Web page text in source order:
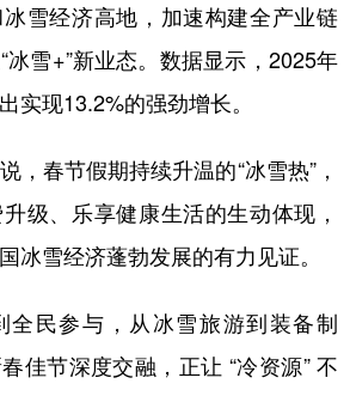
雪经济高地，加速构建全产业链
冰雪+”新业态。数据显示，2025年
实现13.2%的强劲增长。
春节假期持续升温的“冰雪热”，
级、乐享健康生活的生动体现，
冰雪经济蓬勃发展的有力见证。
民参与，从冰雪旅游到装备制
佳节深度交融，正让 “冷资源” 不